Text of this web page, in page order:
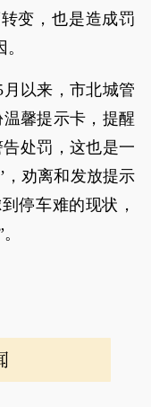
变，也是造成罚
以来，市北城管
馨提示卡，提醒
处罚，这也是一
，劝离和发放提示
停车难的现状，